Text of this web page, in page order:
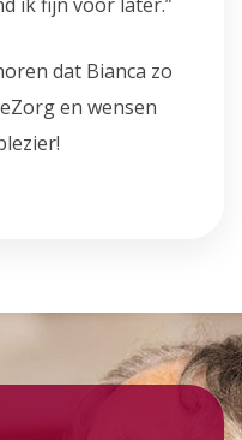
dat Bianca zo
en wensen